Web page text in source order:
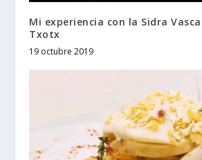
Mi experiencia con la Sidra
Txotx
19 octubre 2019